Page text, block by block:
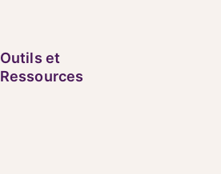
Outils et
Ressources